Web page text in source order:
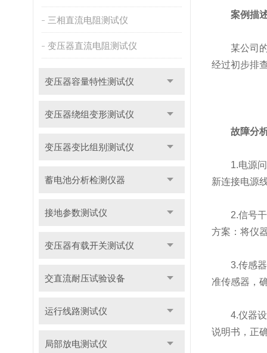
三相直流电阻测试仪
变压器直流电阻测试仪
变压器容量特性测试仪
变压器绕组变形测试仪
变压器变比组别测试仪
蓄电池分析检测仪器
接地参数测试仪
变压器有载开关测试仪
交直流耐压试验设备
运行线路测试仪
局部放电测试仪
案例描
某公司的
经过初步排
故障分
1.电源问题
新连接电源
2.信号干扰
方案：将仪
3.传感器故
准传感器，
4.仪器设置
说明书，正